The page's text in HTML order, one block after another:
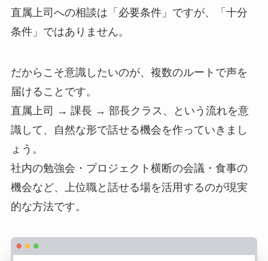
直属上司への相談は「必要条件」ですが、「十分
条件」ではありません。
だからこそ意識したいのが、複数のルートで声を
届けることです。
直属上司 → 課長 → 部長クラス、という流れを意
識して、自然な形で話せる機会を作っていきまし
ょう。
社内の勉強会・プロジェクト横断の会議・食事の
機会など、上位職と話せる場を活用するのが現実
的な方法です。